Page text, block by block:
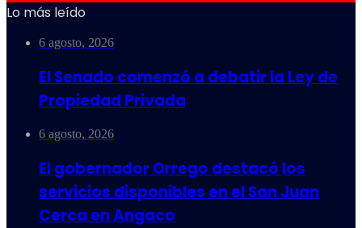
Lo más leído
6 agosto, 2026
El Senado comenzó a debatir la Ley de
Propiedad Privada
6 agosto, 2026
El gobernador Orrego destacó los
servicios disponibles en el San Juan
Cerca en Angaco